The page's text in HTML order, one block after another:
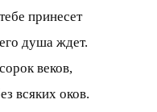
принесет
душа ждет.
веков,
всяких оков.